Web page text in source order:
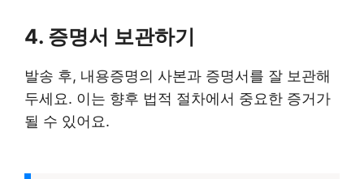
4. 증명서 보관하기
발송 후, 내용증명의 사본과 증명서를 잘 보관해
두세요. 이는 향후 법적 절차에서 중요한 증거가
될 수 있어요.